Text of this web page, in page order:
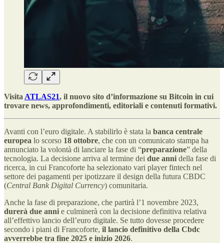
Visita ATLAS21, il nuovo sito d’informazione su Bitcoin in cui
trovare news, approfondimenti, editoriali e contenuti formativi.
Avanti con l’euro digitale. A stabilirlo è stata la banca centrale
europea lo scorso 18 ottobre, che con un comunicato stampa ha
annunciato la volontà di lanciare la fase di “preparazione” della
tecnologia. La decisione arriva al termine dei due anni della fase di
ricerca, in cui Francoforte ha selezionato vari player fintech nel
settore dei pagamenti per ipotizzare il design della futura CBDC
(Central Bank Digital Currency) comunitaria.
Anche la fase di preparazione, che partirà l’1 novembre 2023,
durerà due anni e culminerà con la decisione definitiva relativa
all’effettivo lancio dell’euro digitale. Se tutto dovesse procedere
secondo i piani di Francoforte, il lancio definitivo della Cbdc
avverrebbe tra fine 2025 e inizio 2026.